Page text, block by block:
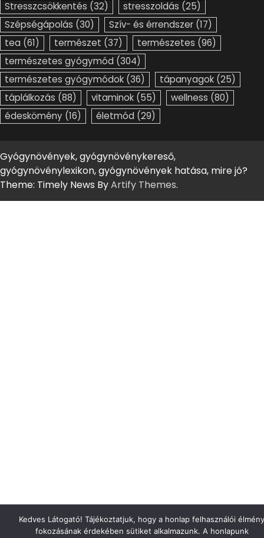
Stresszcsökkentés (32) stresszoldás (25)
Szépségápolás (30) Szív- és érrendszer (17)
tea (61) természet (37) természetes (96)
természetes gyógymód (304)
természetes gyógymódok (36) tápanyagok (25)
táplálkozás (88) vitaminok (55) wellness (80)
édeskömény (16) életmód (29)
Gyógynövények, gyógynövénykereső,
gyógynövénylexikon, gyógynövények hatása, mire jó?
Theme: Timely News ByArtify Themes.
Kedves Látogató! Tájékoztatjuk, hogy a honlap felhasználói élmény
fokozásának érdekében sütiket alkalmazunk. A honlapunk